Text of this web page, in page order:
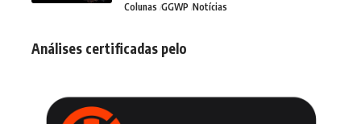
Colunas GGWP Notícias
Análises certificadas pelo